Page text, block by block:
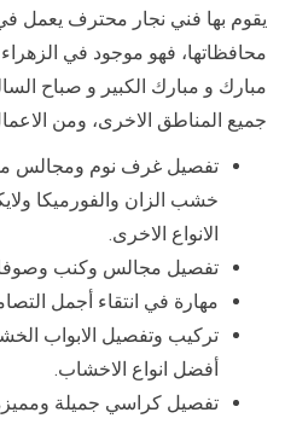
يقوم بها فني نجار محترف يعمل
محافظاتها، فهو موجود في الزهراء
مبارك و مبارك الكبير و صباح
جميع المناطق الاخرى، ومن
تفصيل غرف نوم ومجالس
خشب الزان والفورميكا
الانواع الاخرى.
تفصيل مجالس وكنب
مهارة في انتقاء أجمل
تركيب وتفصيل الابواب
أفضل انواع الاخشاب.
تفصيل كراسي جميلة